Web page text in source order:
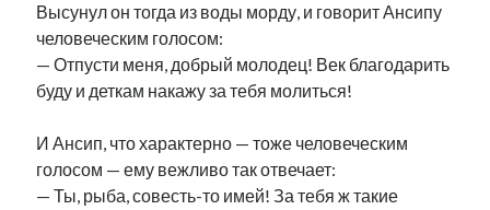
Высунул он тогда из воды морду, и говорит Ансипу
человеческим голосом:
— Отпусти меня, добрый молодец! Век благодарить
буду и деткам накажу за тебя молиться!
И Ансип, что характерно — тоже человеческим
голосом — ему вежливо так отвечает:
— Ты, рыба, совесть-то имей! За тебя ж такие